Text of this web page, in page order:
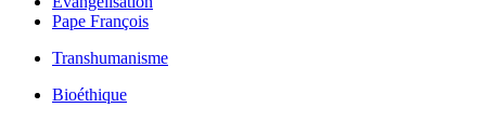
Pape François
Transhumanisme
Bioéthique